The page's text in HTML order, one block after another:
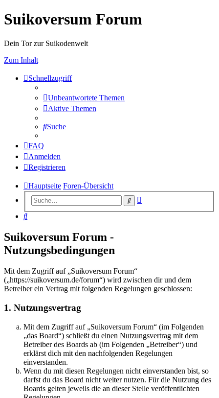
Suikoversum Forum
Dein Tor zur Suikodenwelt
Zum Inhalt
Schnellzugriff
Unbeantwortete Themen
Aktive Themen
Suche
FAQ
Anmelden
Registrieren
Hauptseite Foren-Übersicht
Suche
Suche
Suikoversum Forum -
Nutzungsbedingungen
Mit dem Zugriff auf „Suikoversum Forum“
(„https://suikoversum.de/forum“) wird zwischen dir und dem
Betreiber ein Vertrag mit folgenden Regelungen geschlossen:
1. Nutzungsvertrag
Mit dem Zugriff auf „Suikoversum Forum“ (im Folgenden
„das Board“) schließt du einen Nutzungsvertrag mit dem
Betreiber des Boards ab (im Folgenden „Betreiber“) und
erklärst dich mit den nachfolgenden Regelungen
einverstanden.
Wenn du mit diesen Regelungen nicht einverstanden bist, so
darfst du das Board nicht weiter nutzen. Für die Nutzung des
Boards gelten jeweils die an dieser Stelle veröffentlichten